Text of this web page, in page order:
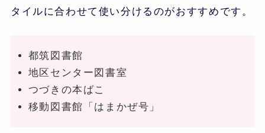
タイルに合わせて使い分けるのがおすすめです。
都筑図書館
地区センター図書室
つづきの本ばこ
移動図書館「はまかぜ号」